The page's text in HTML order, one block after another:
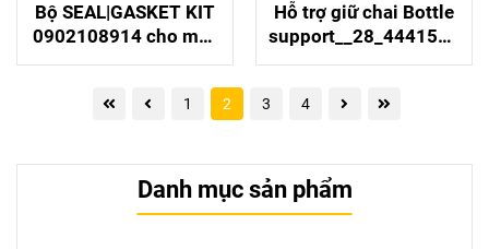
Bộ SEAL|GASKET KIT
0902108914 cho máy
Krones
Hỗ trợ giữ chai Bottle
support__28_4441504
7S001 cho máy KHS,
1 2 3 4
Danh mục sản phẩm